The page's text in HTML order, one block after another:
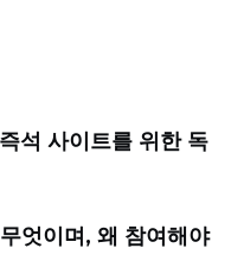
석 사이트를 위한 독
엇이며, 왜 참여해야